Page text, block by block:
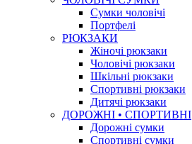
Сумки чоловічі
Портфелі
РЮКЗАКИ
Жіночі рюкзаки
Чоловічі рюкзаки
Шкільні рюкзаки
Спортивні рюкзаки
Дитячі рюкзаки
ДОРОЖНІ • СПОРТИВНІ
Дорожні сумки
Спортивні сумки